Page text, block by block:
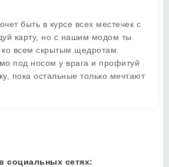
быть в курсе всех местечек с
карту, но с нашим модом ты
всем скрытым щедротам.
под носом у врага и профитуй
пока остальные только мечтают
социальных сетях: